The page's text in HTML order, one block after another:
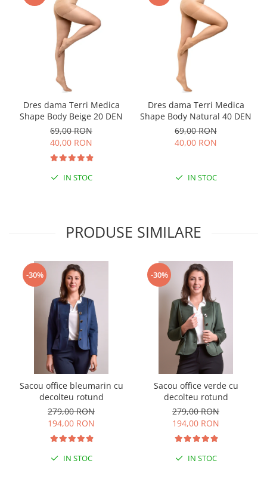
Dres dama Terri Medica
Shape Body Beige 20 DEN
69,00 RON
40,00 RON
IN STOC
Dres dama Terri Medica
Shape Body Natural 40 DEN
69,00 RON
40,00 RON
IN STOC
PRODUSE SIMILARE
-30%
Sacou office bleumarin cu
decolteu rotund
279,00 RON
194,00 RON
IN STOC
-30%
Sacou office verde cu
decolteu rotund
279,00 RON
194,00 RON
IN STOC